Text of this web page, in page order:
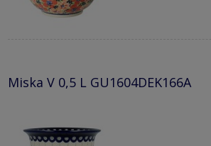
Miska V 0,5 L GU1604DEK166A